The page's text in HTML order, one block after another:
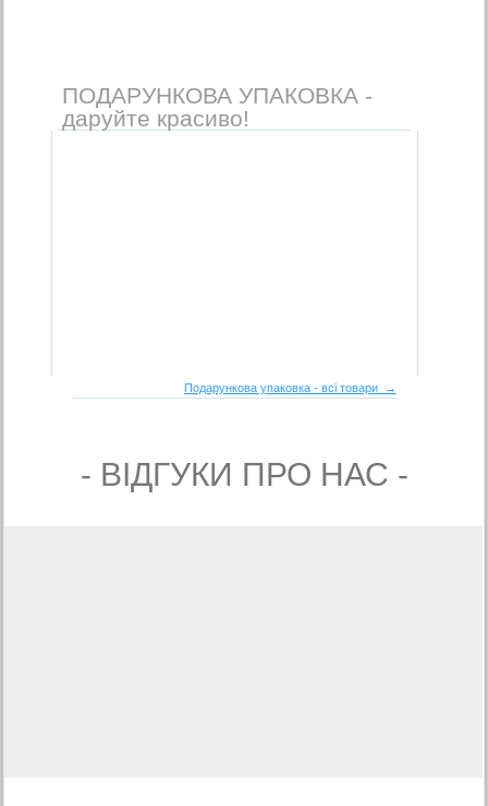
ПОДАРУНКОВА УПАКОВКА -
даруйте красиво!
Подарункова упаковка - всі товари →
- ВIДГУКИ ПРО НАС -